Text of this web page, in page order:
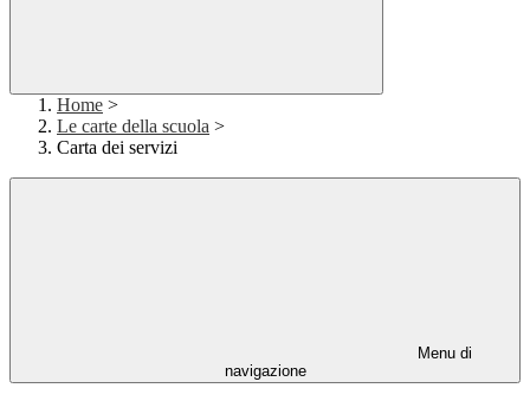
Home >
Le carte della scuola >
Carta dei servizi
Menu di
navigazione